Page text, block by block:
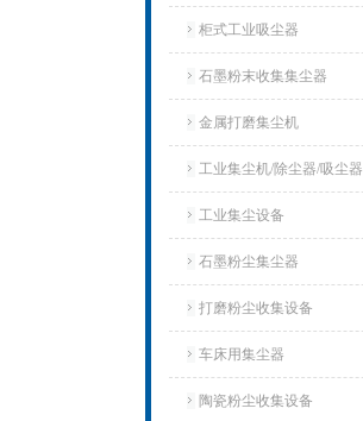
柜式工业吸尘器
石墨粉末收集集尘器
金属打磨集尘机
工业集尘机/除尘器/吸尘器
工业集尘设备
石墨粉尘集尘器
打磨粉尘收集设备
车床用集尘器
陶瓷粉尘收集设备